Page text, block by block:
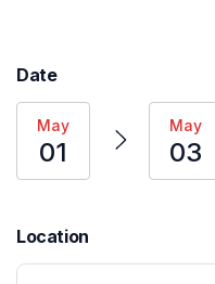
Date
May
01
May
03
Location